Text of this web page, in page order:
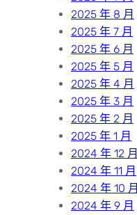
2025 年 8 月
2025 年 7 月
2025 年 6 月
2025 年 5 月
2025 年 4 月
2025 年 3 月
2025 年 2 月
2025 年 1 月
2024 年 12 月
2024 年 11 月
2024 年 10 月
2024 年 9 月